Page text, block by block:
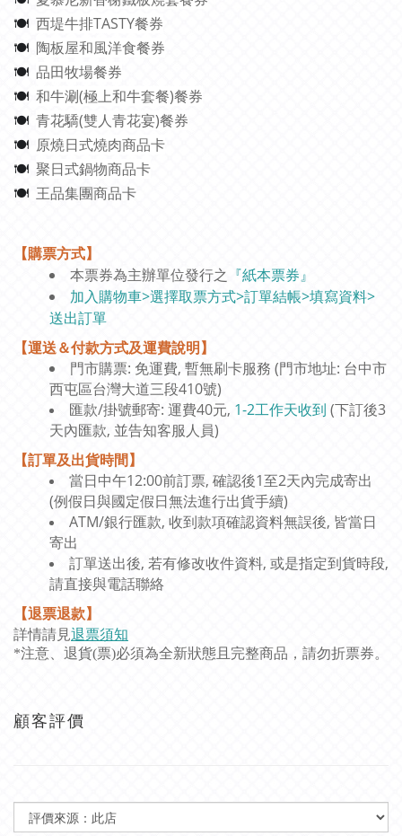
🍽 西堤牛排TASTY餐券
🍽 陶板屋和風洋食餐券
🍽 品田牧場餐券
🍽 和牛涮(極上和牛套餐)餐券
🍽 青花驕(雙人青花宴)餐券
🍽 原燒日式燒肉商品卡
🍽 聚日式鍋物商品卡
🍽 王品集團商品卡
【購票方式】
本票券為主辦單位發行之 『紙本票券』
加入購物車>選擇取票方式>訂單結帳>填寫資料>
送出訂單
【運送＆付款方式及運費說明】
門市購票: 免運費, 暫無刷卡服務 (門市地址: 台中市
西屯區台灣大道三段410號)
匯款/掛號郵寄: 運費40元, 1-2工作天收到 (下訂後3
天內匯款, 並告知客服人員)
【訂單及出貨時間】
當日中午12:00前訂票, 確認後1至2天內完成寄出
(例假日與國定假日無法進行出貨手續)
ATM/銀行匯款, 收到款項確認資料無誤後, 皆當日
寄出
訂單送出後, 若有修改收件資料, 或是指定到貨時段,
請直接與電話聯絡
【退票退款】
詳情請見退票須知
*注意、退貨(票)必須為全新狀態且完整商品，請勿折票券。
顧客評價